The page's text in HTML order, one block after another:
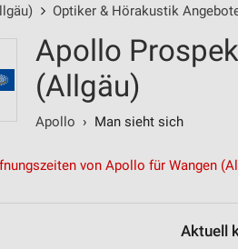
Optiker & Hörakustik
Apollo
(Allgäu)
Apollo › Man sieht sich
von Apollo für Wangen
Aktuell